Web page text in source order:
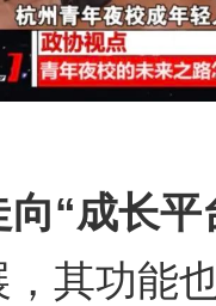
“成长平
其功能